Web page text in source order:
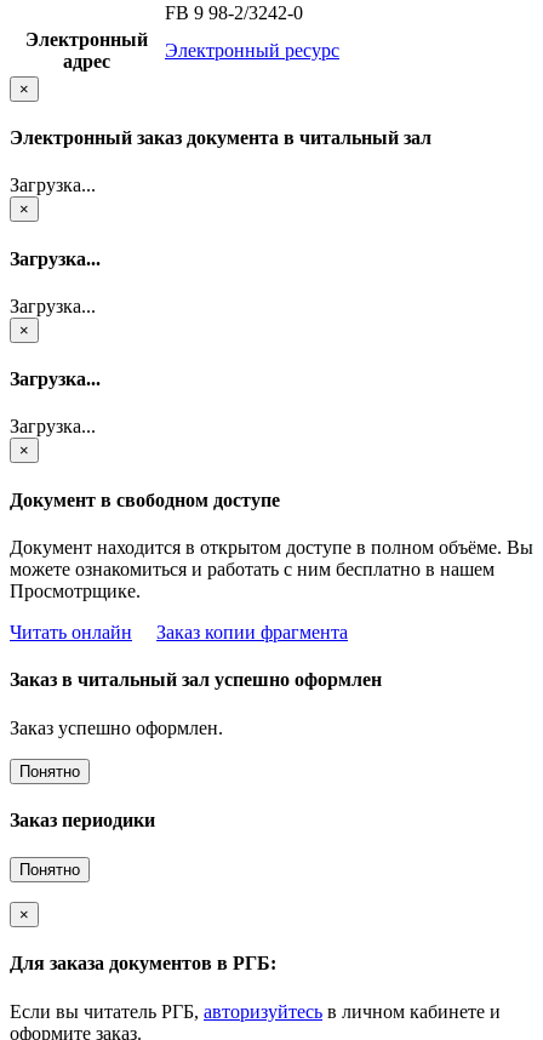
FB 9 98-2/3242-0
Электронный
адрес
Электронный ресурс
×
Электронный заказ документа в читальный зал
Загрузка...
×
Загрузка...
Загрузка...
×
Загрузка...
Загрузка...
×
Документ в свободном доступе
Документ находится в открытом доступе в полном объёме. Вы
можете ознакомиться и работать с ним бесплатно в нашем
Просмотрщике.
Читать онлайн
Заказ копии фрагмента
Заказ в читальный зал успешно оформлен
Заказ успешно оформлен.
Понятно
Заказ периодики
Понятно
×
Для заказа документов в РГБ:
Если вы читатель РГБ, авторизуйтесь в личном кабинете и
оформите заказ.